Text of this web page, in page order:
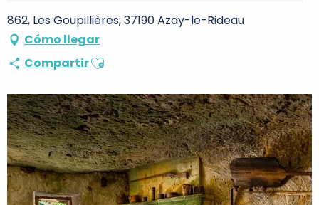
862, Les Goupillières, 37190 Azay-le-Rideau
Cómo llegar
CompartirAjouter aux favoris